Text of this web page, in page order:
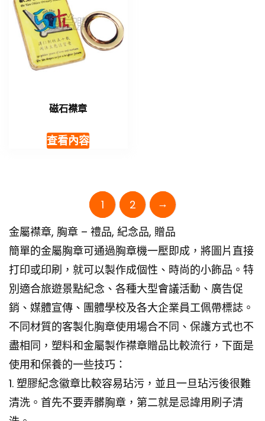
磁石襟章
查看內容
1 2
→
金屬襟章, 胸章 – 禮品, 紀念品, 贈品
簡單的金屬胸章可通過胸章機一壓即成，將圖片直接
打印或印刷，就可以製作成個性、時尚的小飾品。特
別適合旅遊景點紀念、各種大型會議活動、廣告促
銷、媒體宣傳、團體學校及各大企業員工佩帶標誌。
不同材質的客製化胸章使用場合不同、保護方式也不
盡相同，塑料和金屬製作襟章贈品比較流行，下面是
使用和保養的一些技巧：
1. 塑膠紀念徽章比較容易玷污，並且一旦玷污後很難
清洗。首先不要弄髒胸章，第二就是忌諱用刷子清